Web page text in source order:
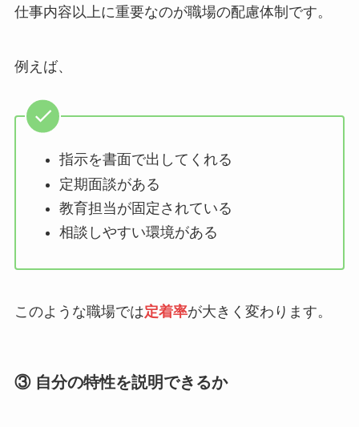
仕事内容以上に重要なのが職場の配慮体制です。
例えば、
指示を書面で出してくれる
定期面談がある
教育担当が固定されている
相談しやすい環境がある
このような職場では定着率が大きく変わります。
③ 自分の特性を説明できるか